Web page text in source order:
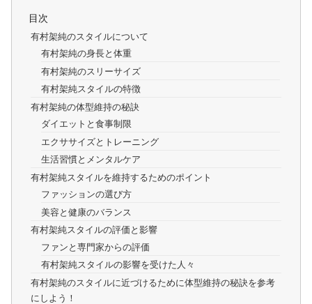
目次
有村架純のスタイルについて
有村架純の身長と体重
有村架純のスリーサイズ
有村架純スタイルの特徴
有村架純の体型維持の秘訣
ダイエットと食事制限
エクササイズとトレーニング
生活習慣とメンタルケア
有村架純スタイルを維持するためのポイント
ファッションの選び方
美容と健康のバランス
有村架純スタイルの評価と影響
ファンと専門家からの評価
有村架純スタイルの影響を受けた人々
有村架純のスタイルに近づけるために体型維持の秘訣を参考
にしよう！